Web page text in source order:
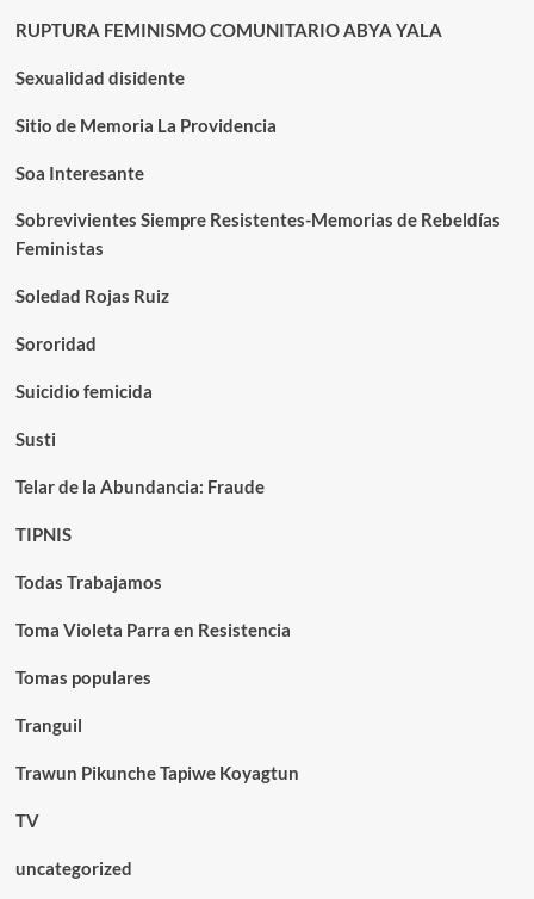
RUPTURA FEMINISMO COMUNITARIO ABYA YALA
Sexualidad disidente
Sitio de Memoria La Providencia
Soa Interesante
Sobrevivientes Siempre Resistentes-Memorias de Rebeldías
Feministas
Soledad Rojas Ruiz
Sororidad
Suicidio femicida
Susti
Telar de la Abundancia: Fraude
TIPNIS
Todas Trabajamos
Toma Violeta Parra en Resistencia
Tomas populares
Tranguil
Trawun Pikunche Tapiwe Koyagtun
TV
uncategorized